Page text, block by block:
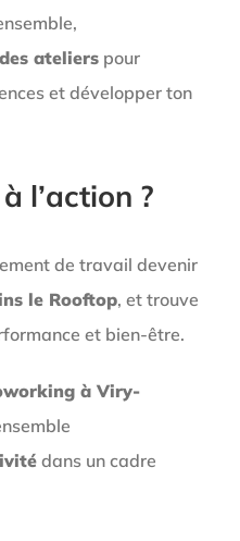
atelierspour
et développer ton
l’action ?
de travail devenir
le Rooftop, et trouve
et bien-être.
à Viry-
dans un cadre